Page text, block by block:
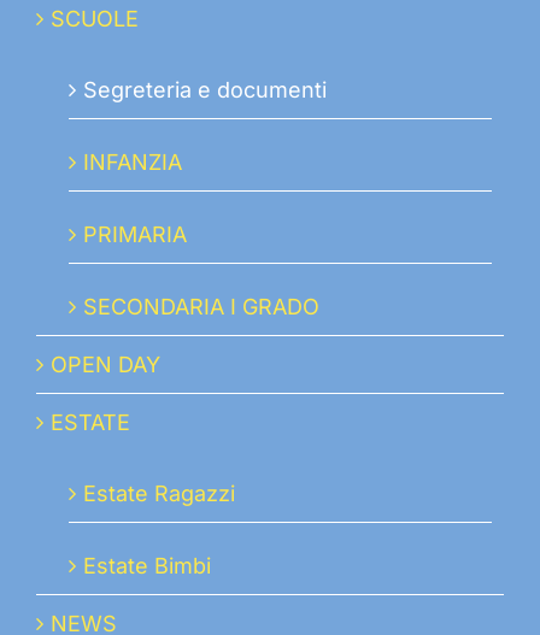
SCUOLE
Segreteria e documenti
INFANZIA
PRIMARIA
SECONDARIA I GRADO
OPEN DAY
ESTATE
Estate Ragazzi
Estate Bimbi
NEWS